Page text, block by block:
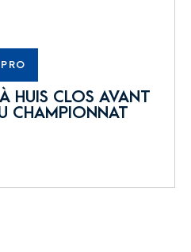
PRO
HUIS CLOS AVANT
CHAMPIONNAT